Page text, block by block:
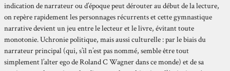
indication de narrateur ou d’époque peut dérouter au début de la lecture,
on repère rapidement les personnages récurrents et cette gymnastique
narrative devient un jeu entre le lecteur et le livre, évitant toute
monotonie. Uchronie politique, mais aussi culturelle : par le biais du
narrateur principal (qui, s’il n’est pas nommé, semble être tout
simplement l’alter ego de Roland C Wagner dans ce monde) et de sa